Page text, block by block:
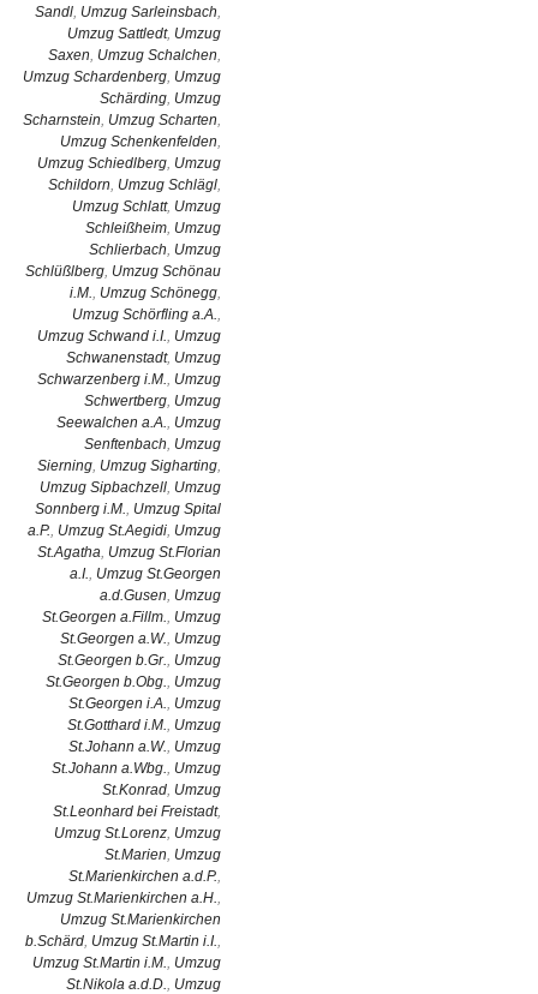
Sandl, Umzug Sarleinsbach,
Umzug Sattledt, Umzug
Saxen, Umzug Schalchen,
Umzug Schardenberg, Umzug
Schärding, Umzug
Scharnstein, Umzug Scharten,
Umzug Schenkenfelden,
Umzug Schiedlberg, Umzug
Schildorn, Umzug Schlägl,
Umzug Schlatt, Umzug
Schleißheim, Umzug
Schlierbach, Umzug
Schlüßlberg, Umzug Schönau
i.M., Umzug Schönegg,
Umzug Schörfling a.A.,
Umzug Schwand i.I., Umzug
Schwanenstadt, Umzug
Schwarzenberg i.M., Umzug
Schwertberg, Umzug
Seewalchen a.A., Umzug
Senftenbach, Umzug
Sierning, Umzug Sigharting,
Umzug Sipbachzell, Umzug
Sonnberg i.M., Umzug Spital
a.P., Umzug St.Aegidi, Umzug
St.Agatha, Umzug St.Florian
a.I., Umzug St.Georgen
a.d.Gusen, Umzug
St.Georgen a.Fillm., Umzug
St.Georgen a.W., Umzug
St.Georgen b.Gr., Umzug
St.Georgen b.Obg., Umzug
St.Georgen i.A., Umzug
St.Gotthard i.M., Umzug
St.Johann a.W., Umzug
St.Johann a.Wbg., Umzug
St.Konrad, Umzug
St.Leonhard bei Freistadt,
Umzug St.Lorenz, Umzug
St.Marien, Umzug
St.Marienkirchen a.d.P.,
Umzug St.Marienkirchen a.H.,
Umzug St.Marienkirchen
b.Schärd, Umzug St.Martin i.I.,
Umzug St.Martin i.M., Umzug
St.Nikola a.d.D., Umzug